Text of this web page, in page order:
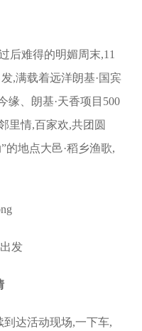
后难得的明媚周末,11
,满载着远洋朗基·国宾
缘、朗基·天香项目500
里情,百家欢,共团圆
地点大邑·稻乡渔歌,
发
到达活动现场,一下车,